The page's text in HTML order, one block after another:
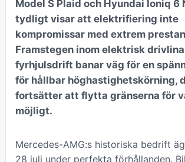
Model S Plaid och Hyundai Ioniq 6
tydligt visar att elektrifiering inte
kompromissar med extrem
Framstegen inom elektrisk
fyrhjulsdrift banar väg för en
för hållbar höghastighetskörning,
fortsätter att flytta gränserna för
möjligt.
Mercedes-AMG:s historiska bedrift
28 juli under perfekta förhållanden.